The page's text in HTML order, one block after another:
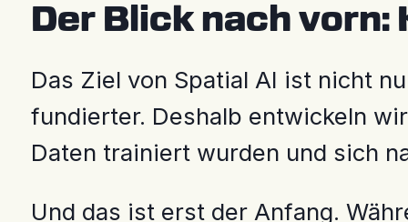
Der Blick nach
Das Ziel von Spatial AI ist nicht
fundierter. Deshalb entwickeln
Daten trainiert wurden und sich
Und das ist erst der Anfang.